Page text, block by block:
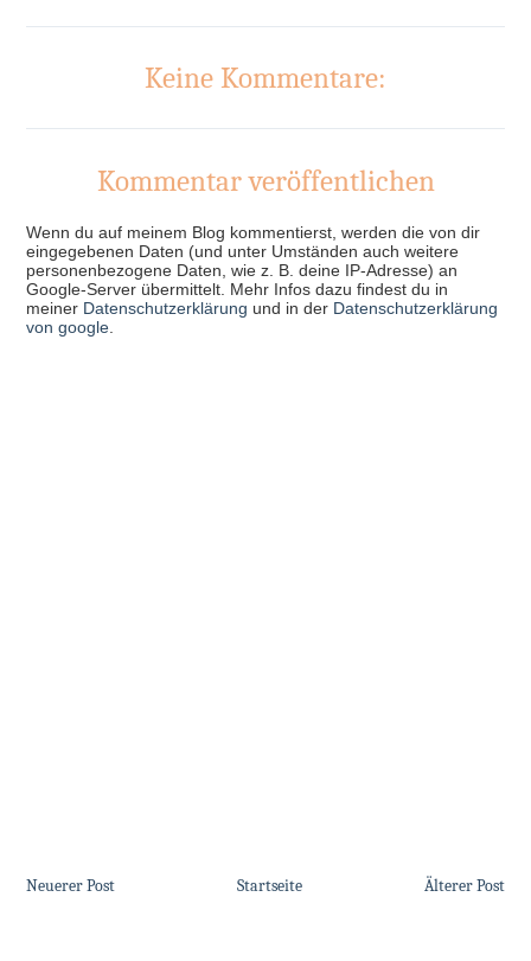
Keine Kommentare:
Kommentar veröffentlichen
Wenn du auf meinem Blog kommentierst, werden die von dir
eingegebenen Daten (und unter Umständen auch weitere
personenbezogene Daten, wie z. B. deine IP-Adresse) an
Google-Server übermittelt. Mehr Infos dazu findest du in
meiner Datenschutzerklärung und in der Datenschutzerklärung
von google
Neuerer Post Älterer Post
Startseite